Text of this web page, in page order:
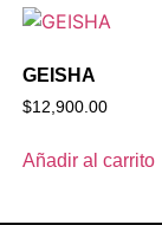
GEISHA
$12,900.00
Añadir al carrito